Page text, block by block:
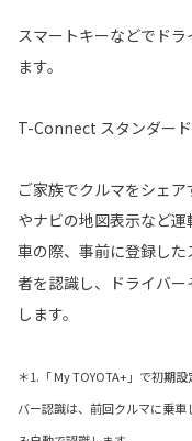
スマートキーなどでド
ます。
T-Connect スタンダー
ご家族でクルマをシェ
やナビの地図表示など
車の際、事前に登録し
者を認識し、ドライバ
します。
＊1.「 My TOYOTA+」で初期
バー認識は、前回クルマに乗